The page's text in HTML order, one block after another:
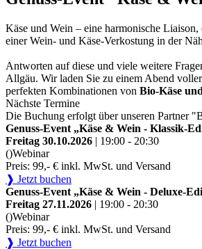
Käse und Wein – eine harmonische
einer Wein- und Käse-Verkostung in der
Antworten auf diese und viele weitere
Allgäu. Wir laden Sie zu einem Abend
perfekten Kombinationen von Bio-Käse
Nächste Termine
Die Buchung erfolgt über unseren Partner
Genuss-Event „Käse & Wein - Klassik-
Freitag 30.10.2026 | 19:00 - 20:30
()Webinar
Preis: 99,- € inkl. MwSt. und Versand
❱ Jetzt buchen
Genuss-Event „Käse & Wein - Deluxe-
Freitag 27.11.2026 | 19:00 - 20:30
()Webinar
Preis: 99,- € inkl. MwSt. und Versand
❱ Jetzt buchen